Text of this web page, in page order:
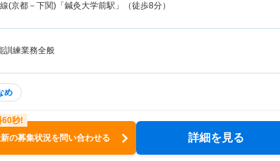
(京都－下関)「鍼灸大学前駅」（徒歩8分）
訓練業務全般
め
の募集状況を問い合わせる 詳細を見る